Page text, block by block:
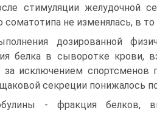
стимуляции же­лудочной
соматотипа не изменялась, в
дозированной
белка в сыворотке крови,
за исключением
секреции понижалось
- фракция белков,